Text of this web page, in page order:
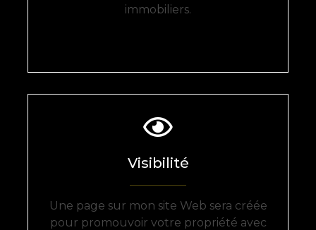
immobiliers.
Visibilité
Une page sur mon site Web sera créée
pour promouvoir votre propriété avec